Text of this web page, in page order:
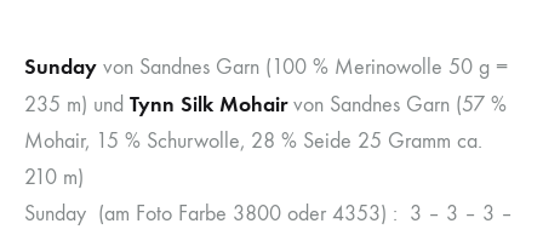
Sunday von Sandnes Garn (100 % Merinowolle 50 g =
235 m) und Tynn Silk Mohairvon Sandnes Garn (57 %
Mohair, 15 % Schurwolle, 28 % Seide 25 Gramm ca.
210 m)
Sunday (am Foto Farbe 3800 oder 4353) : 3 – 3 – 3 –